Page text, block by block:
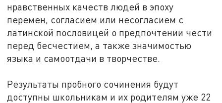
нравственных качеств людей в эпоху
перемен, согласием или несогласием с
латинской пословицей о предпочтении чести
перед бесчестием, а также значимостью
языка и самоотдачи в творчестве.
Результаты пробного сочинения будут
доступны школьникам и их родителям уже 22